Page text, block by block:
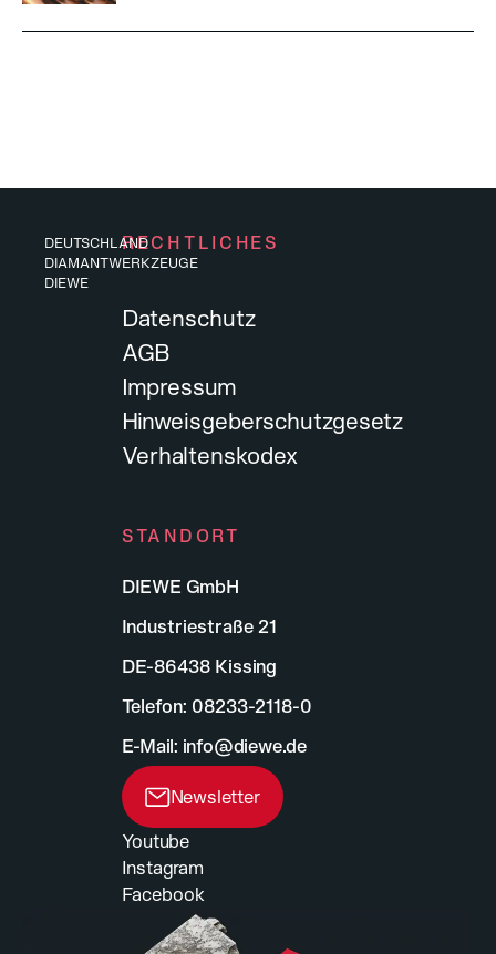
DIEWE
DIAMANTWERKZEUGE
DEUTSCHLANDRECHTLICHES
Datenschutz
AGB
Impressum
Hinweisgeberschutzgesetz
Verhaltenskodex
STANDORT
DIEWE GmbH
Industriestraße 21
DE-86438 Kissing
Telefon: 08233-2118-0
E-Mail: info@diewe.de
Newsletter
Youtube
Instagram
Facebook